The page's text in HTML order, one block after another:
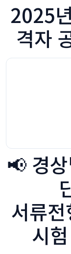
2025
격자
📢 경
서류
시